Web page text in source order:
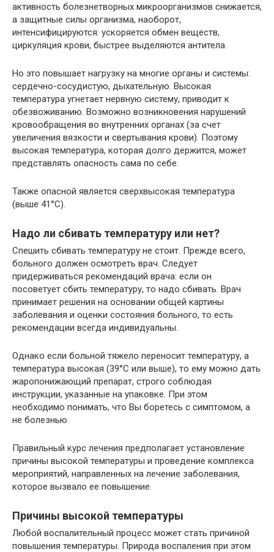
активность болезнетворных микроорганизмов снижается,
а защитные силы организма, наоборот,
интенсифицируются: ускоряется обмен веществ,
циркуляция крови, быстрее выделяются антитела.
Но это повышает нагрузку на многие органы и системы:
сердечно-сосудистую, дыхательную. Высокая
температура угнетает нервную систему, приводит к
обезвоживанию. Возможно возникновения нарушений
кровообращения во внутренних органах (за счет
увеличения вязкости и свертывания крови). Поэтому
высокая температура, которая долго держится, может
представлять опасность сама по себе.
Также опасной является сверхвысокая температура
(выше 41°C).
Надо ли сбивать температуру или нет?
Спешить сбивать температуру не стоит. Прежде всего,
больного должен осмотреть врач. Следует
придерживаться рекомендаций врача: если он
посоветует сбить температуру, то надо сбивать. Врач
принимает решения на основании общей картины
заболевания и оценки состояния больного, то есть
рекомендации всегда индивидуальны.
Однако если больной тяжело переносит температуру, а
температура высокая (39°C или выше), то ему можно дать
жаропонижающий препарат, строго соблюдая
инструкции, указанные на упаковке. При этом
необходимо понимать, что Вы боретесь с симптомом, а
не болезнью.
Правильный курс лечения предполагает установление
причины высокой температуры и проведение комплекса
мероприятий, направленных на лечение заболевания,
которое вызвало ее повышение.
Причины высокой температуры
Любой воспалительный процесс может стать причиной
повышения температуры. Природа воспаления при этом